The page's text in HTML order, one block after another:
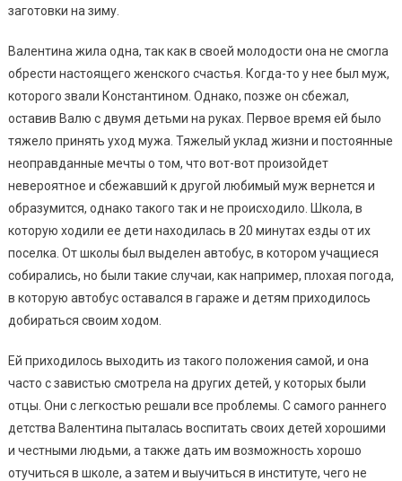
заготовки на зиму.
Валентина жила одна, так как в своей молодости она не смогла
обрести настоящего женского счастья. Когда-то у нее был муж,
которого звали Константином. Однако, позже он сбежал,
оставив Валю с двумя детьми на руках. Первое время ей было
тяжело принять уход мужа. Тяжелый уклад жизни и постоянные
неоправданные мечты о том, что вот-вот произойдет
невероятное и сбежавший к другой любимый муж вернется и
образумится, однако такого так и не происходило. Школа, в
которую ходили ее дети находилась в 20 минутах езды от их
поселка. От школы был выделен автобус, в котором учащиеся
собирались, но были такие случаи, как например, плохая погода,
в которую автобус оставался в гараже и детям приходилось
добираться своим ходом.
Ей приходилось выходить из такого положения самой, и она
часто с завистью смотрела на других детей, у которых были
отцы. Они с легкостью решали все проблемы. С самого раннего
детства Валентина пыталась воспитать своих детей хорошими
и честными людьми, а также дать им возможность хорошо
отучиться в школе, а затем и выучиться в институте, чего не